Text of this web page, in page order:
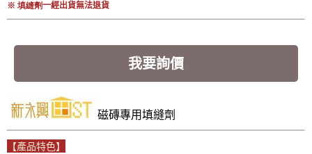
※ 填縫劑一經出貨無法退貨
我要詢價
磁磚專用填縫劑
【產品特色】